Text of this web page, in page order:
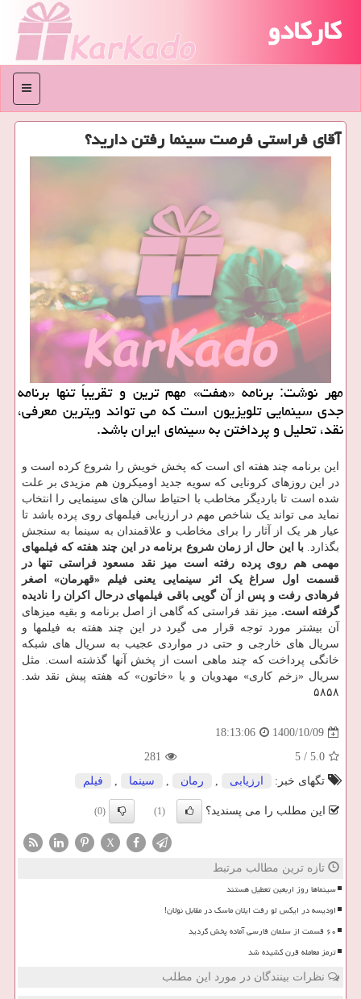
کارکادو
منو
آقای فراستی فرصت سینما رفتن دارید؟
مهر نوشت: برنامه «هفت» مهم ترین و تقریباً تنها برنامه
جدی سینمایی تلویزیون است که می تواند ویترین معرفی،
نقد، تحلیل و پرداختن به سینمای ایران باشد.
این برنامه چند هفته ای است که پخش خویش را شروع کرده است و
در این روزهای کرونایی که سویه جدید اومیکرون هم مزیدی بر علت
شده است تا باردیگر مخاطب با احتیاط سالن های سینمایی را انتخاب
نماید می تواند یک شاخص مهم در ارزیابی فیلمهای روی پرده باشد تا
عیار هر یک از آثار را برای مخاطب و علاقمندان به سینما به سنجش
بگذارد.با این حال از زمان شروع برنامه در این چند هفته که فیلمهای
مهمی هم روی پرده رفته است میز نقد مسعود فراستی تنها در
قسمت اول سراغ یک اثر سینمایی یعنی فیلم «قهرمان» اصغر
فرهادی رفت و پس از آن گویی باقی فیلمهای درحال اکران را نادیده
گرفته است. میز نقد فراستی که گاهی از اصل برنامه و بقیه میزهای
آن بیشتر مورد توجه قرار می گیرد در این چند هفته به فیلمها و
سریال های خارجی و حتی در مواردی عجیب به سریال های شبکه
خانگی پرداخت که چند ماهی است از پخش آنها گذشته است. مثل
سریال «زخم کاری» مهدویان و یا «خاتون» که هفته پیش نقد شد.
۵۸۵۸
1400/10/09
18:13:06
5.0
/
5
281
تگهای خبر:
ارزیابی , رمان , سینما , فیلم
این مطلب را می پسندید؟ (1)
(0)
X
تازه ترین مطالب مرتبط
سینماها روز اربعین تعطیل هستند
اودیسه در ایکس لو رفت ایلان ماسک در مقابل نولان!
۶۰ قسمت از سلمان فارسی آماده پخش گردید
ترمز معامله قرن کشیده شد
نظرات بینندگان در مورد این مطلب